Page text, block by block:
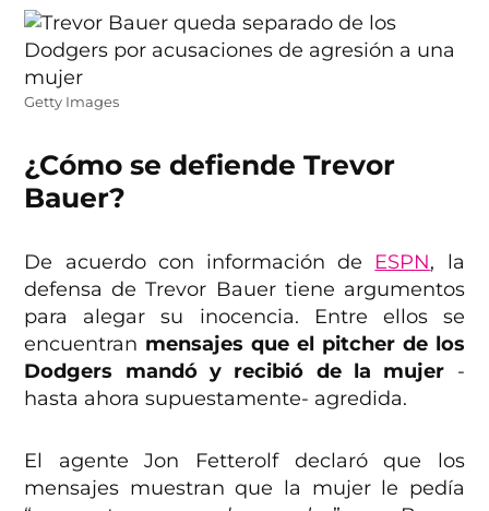
Getty Images
¿Cómo se defiende Trevor
Bauer?
De acuerdo con información de ESPN, la
defensa de Trevor Bauer tiene argumentos
para alegar su inocencia. Entre ellos se
encuentran mensajes que el pitcher de los
Dodgers mandó y recibió de la mujer -
hasta ahora supuestamente- agredida.
El agente Jon Fetterolf declaró que los
mensajes muestran que la mujer le pedía